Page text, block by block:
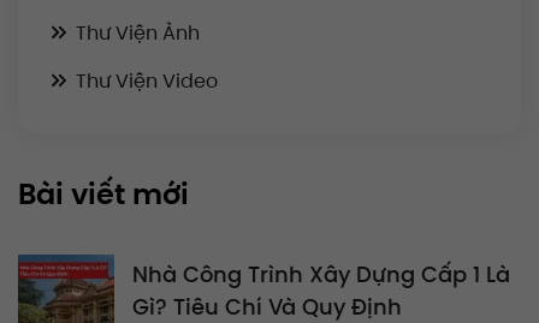
Thư Viện Ảnh
Thư Viện Video
Bài viết mới
Nhà Công Trình Xây Dựng Cấp 1 Là
Gì? Tiêu Chí Và Quy Định